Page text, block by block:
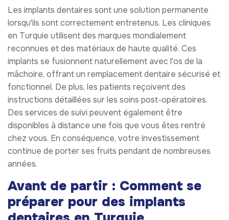
Les implants dentaires sont une solution permanente
lorsqu'ils sont correctement entretenus. Les cliniques
en Turquie utilisent des marques mondialement
reconnues et des matériaux de haute qualité. Ces
implants se fusionnent naturellement avec l'os de la
mâchoire, offrant un remplacement dentaire sécurisé et
fonctionnel. De plus, les patients reçoivent des
instructions détaillées sur les soins post-opératoires.
Des services de suivi peuvent également être
disponibles à distance une fois que vous êtes rentré
chez vous. En conséquence, votre investissement
continue de porter ses fruits pendant de nombreuses
années.
Avant de partir : Comment se
préparer pour des implants